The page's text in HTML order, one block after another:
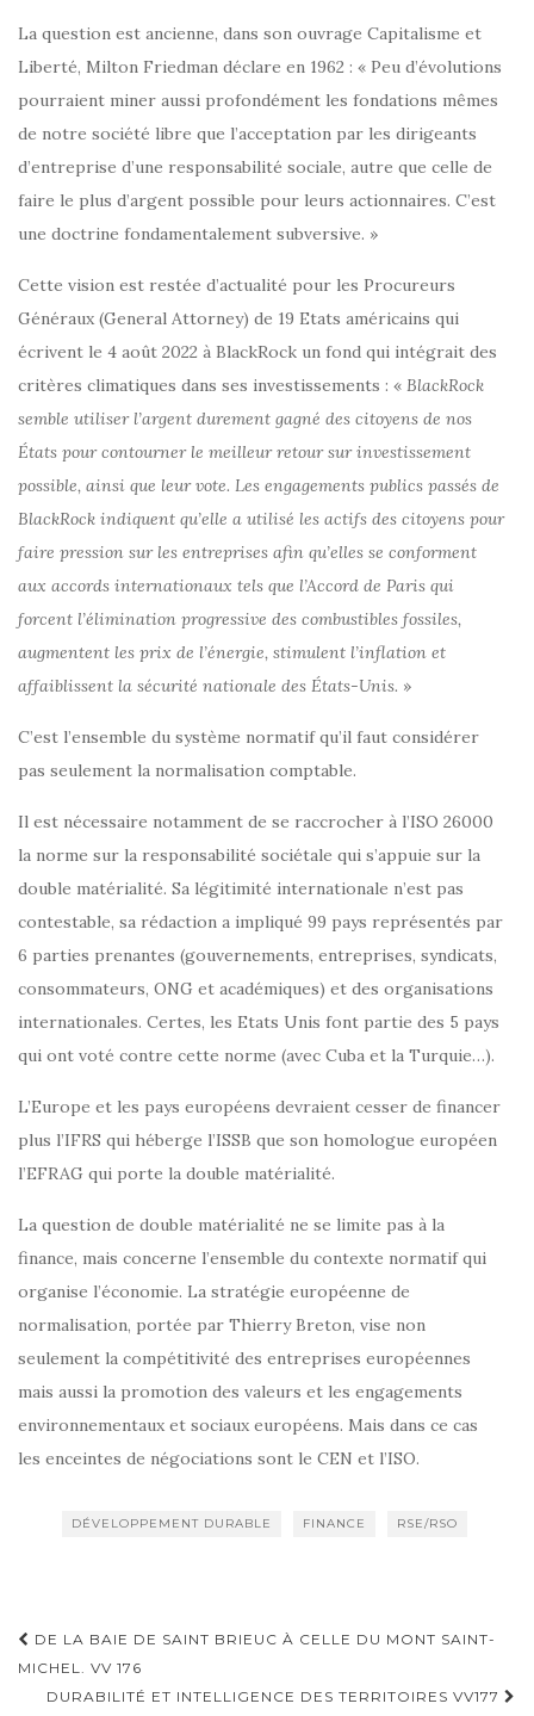
La question est ancienne, dans son ouvrage Capitalisme et
Liberté, Milton Friedman déclare en 1962 : « Peu d’évolutions
pourraient miner aussi profondément les fondations mêmes
de notre société libre que l’acceptation par les dirigeants
d’entreprise d’une responsabilité sociale, autre que celle de
faire le plus d’argent possible pour leurs actionnaires. C’est
une doctrine fondamentalement subversive. »
Cette vision est restée d’actualité pour les Procureurs
Généraux (General Attorney) de 19 Etats américains qui
écrivent le 4 août 2022 à BlackRock un fond qui intégrait des
critères climatiques dans ses investissements : « BlackRock
semble utiliser l’argent durement gagné des citoyens de nos
États pour contourner le meilleur retour sur investissement
possible, ainsi que leur vote. Les engagements publics passés de
BlackRock indiquent qu’elle a utilisé les actifs des citoyens pour
faire pression sur les entreprises afin qu’elles se conforment
aux accords internationaux tels que l’Accord de Paris qui
forcent l’élimination progressive des combustibles fossiles,
augmentent les prix de l’énergie, stimulent l’inflation et
affaiblissent la sécurité nationale des États-Unis. »
C’est l’ensemble du système normatif qu’il faut considérer
pas seulement la normalisation comptable.
Il est nécessaire notamment de se raccrocher à l’ISO 26000
la norme sur la responsabilité sociétale qui s’appuie sur la
double matérialité. Sa légitimité internationale n’est pas
contestable, sa rédaction a impliqué 99 pays représentés par
6 parties prenantes (gouvernements, entreprises, syndicats,
consommateurs, ONG et académiques) et des organisations
internationales. Certes, les Etats Unis font partie des 5 pays
qui ont voté contre cette norme (avec Cuba et la Turquie…).
L’Europe et les pays européens devraient cesser de financer
plus l’IFRS qui héberge l’ISSB que son homologue européen
l’EFRAG qui porte la double matérialité.
La question de double matérialité ne se limite pas à la
finance, mais concerne l’ensemble du contexte normatif qui
organise l’économie. La stratégie européenne de
normalisation, portée par Thierry Breton, vise non
seulement la compétitivité des entreprises européennes
mais aussi la promotion des valeurs et les engagements
environnementaux et sociaux européens. Mais dans ce cas
les enceintes de négociations sont le CEN et l’ISO.
DÉVELOPPEMENT DURABLE FINANCE RSE/RSO
Navigation
d'article
DE LA BAIE DE SAINT BRIEUC À CELLE DU MONT SAINT-
MICHEL. VV 176
DURABILITÉ ET INTELLIGENCE DES TERRITOIRES VV177